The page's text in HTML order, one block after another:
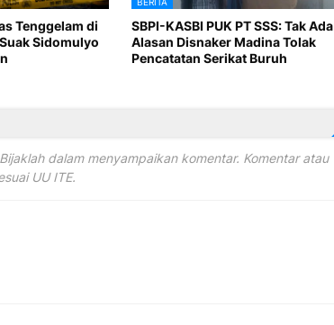
Tenggelam di
Sidomulyo
SBPI-KASBI PUK PT SSS: Tak Ada
Alasan Disnaker Madina Tolak
Pencatatan Serikat Buruh
dalam menyampaikan komentar. Komentar atau
UU ITE.